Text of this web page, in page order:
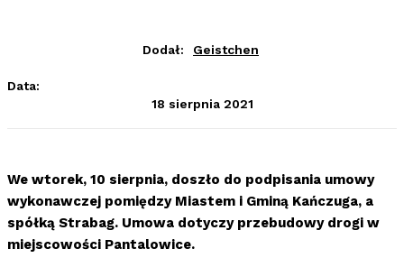
Dodał: Geistchen
Data:
18 sierpnia 2021
We wtorek, 10 sierpnia, doszło do podpisania umowy
wykonawczej pomiędzy Miastem i Gminą Kańczuga, a
spółką Strabag. Umowa dotyczy przebudowy drogi w
miejscowości Pantalowice.